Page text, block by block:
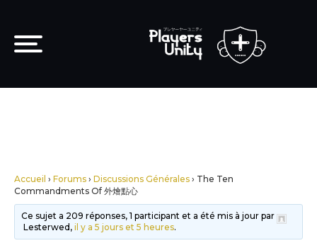
Accueil › Forums › Discussions Générales › The Ten
Commandments Of 外燴點心
Ce sujet a 209 réponses, 1 participant et a été mis à jour par
Lesterwed,il y a 5 jours et 5 heures.